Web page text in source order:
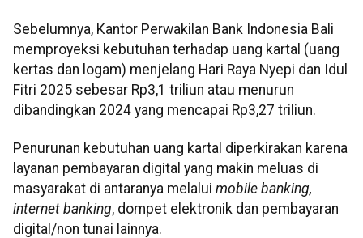
Sebelumnya, Kantor Perwakilan Bank Indonesia Bali
memproyeksi kebutuhan terhadap uang kartal (uang
kertas dan logam) menjelang Hari Raya Nyepi dan Idul
Fitri 2025 sebesar Rp3,1 triliun atau menurun
dibandingkan 2024 yang mencapai Rp3,27 triliun.
Penurunan kebutuhan uang kartal diperkirakan karena
layanan pembayaran digital yang makin meluas di
masyarakat di antaranya melalui mobile banking,
internet banking, dompet elektronik dan pembayaran
digital/non tunai lainnya.